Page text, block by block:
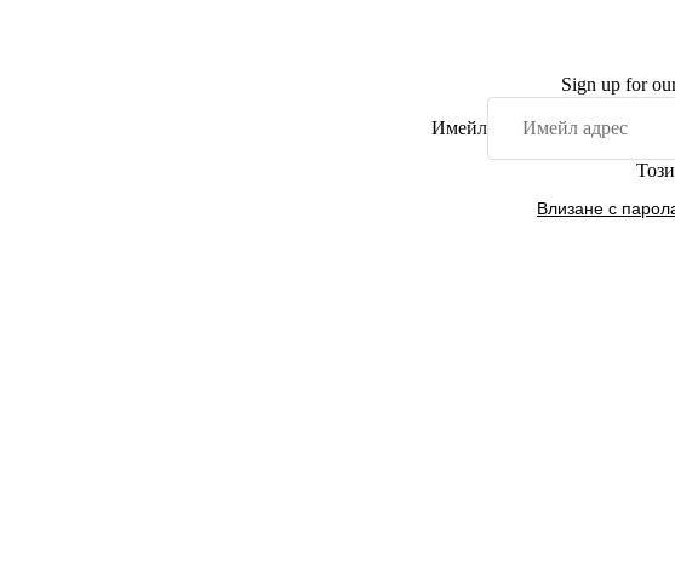
Sign up for
Имейл
Влизане с